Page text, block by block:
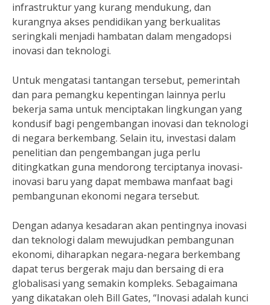
infrastruktur yang kurang mendukung, dan
kurangnya akses pendidikan yang berkualitas
seringkali menjadi hambatan dalam mengadopsi
inovasi dan teknologi.
Untuk mengatasi tantangan tersebut, pemerintah
dan para pemangku kepentingan lainnya perlu
bekerja sama untuk menciptakan lingkungan yang
kondusif bagi pengembangan inovasi dan teknologi
di negara berkembang. Selain itu, investasi dalam
penelitian dan pengembangan juga perlu
ditingkatkan guna mendorong terciptanya inovasi-
inovasi baru yang dapat membawa manfaat bagi
pembangunan ekonomi negara tersebut.
Dengan adanya kesadaran akan pentingnya inovasi
dan teknologi dalam mewujudkan pembangunan
ekonomi, diharapkan negara-negara berkembang
dapat terus bergerak maju dan bersaing di era
globalisasi yang semakin kompleks. Sebagaimana
yang dikatakan oleh Bill Gates, “Inovasi adalah kunci